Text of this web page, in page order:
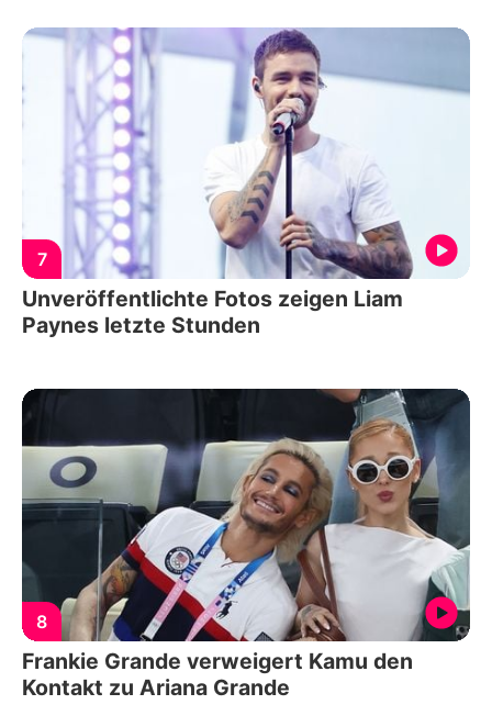
7
Unveröffentlichte Fotos zeigen Liam
Paynes letzte Stunden
8
Frankie Grande verweigert Kamu den
Kontakt zu Ariana Grande